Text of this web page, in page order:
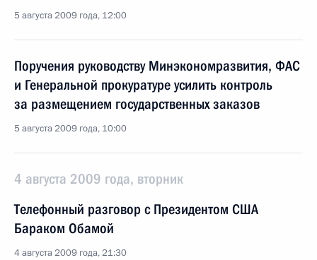
5 августа 2009 года, 12:00
Поручения руководству Минэкономразвития, ФАС
и Генеральной прокуратуре усилить контроль
за размещением государственных заказов
5 августа 2009 года, 10:00
4 августа 2009 года, вторник
Телефонный разговор с Президентом США
Бараком Обамой
4 августа 2009 года, 21:30